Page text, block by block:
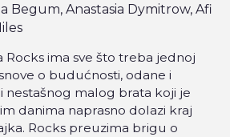
Begum, Anastasia Dymitrow, Afi
Rocks ima sve što treba jednoj
o budućnosti, odane i
nestašnog malog brata koji je
danima naprasno dolazi kraj
Rocks preuzima brigu o